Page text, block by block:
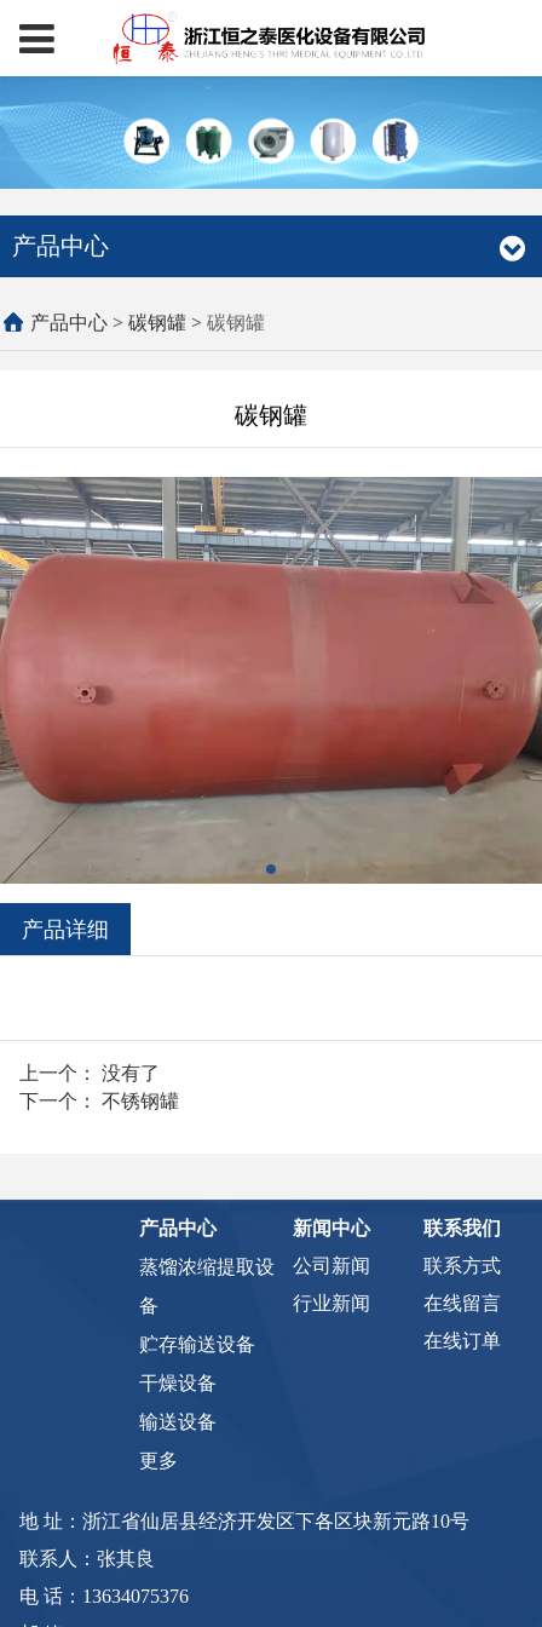
产品中心
碳钢罐
产品中心> 碳钢罐> 碳钢罐
碳钢罐
产品详细
上一个： 没有了
下一个： 不锈钢罐
产品中心
蒸馏浓缩提取设
备
贮存输送设备
干燥设备
输送设备
更多
新闻中心
公司新闻
行业新闻
联系我们
联系方式
在线留言
在线订单
地 址：浙江省仙居县经济开发区下各区块新元路10号
联系人：张其良
电 话：13634075376